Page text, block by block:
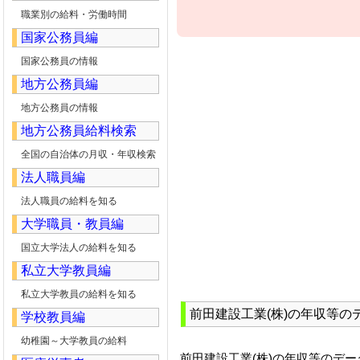
前田建設工業(株)の年収等の
職業別の給料・労働時間
国家公務員編
国家公務員の情報
地方公務員編
地方公務員の情報
地方公務員給料検索
全国の自治体の月収・年収検索
法人職員編
法人職員の給料を知る
大学職員・教員編
国立大学法人の給料を知る
私立大学教員編
私立大学教員の給料を知る
学校教員編
幼稚園～大学教員の給料